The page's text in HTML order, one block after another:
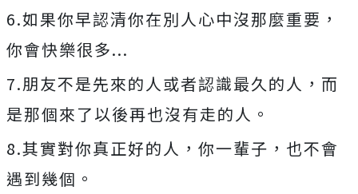
6.如果你早認清你在別人心中沒那麼重要，
你會快樂很多...
7.朋友不是先來的人或者認識最久的人，而
是那個來了以後再也沒有走的人。
8.其實對你真正好的人，你一輩子，也不會
遇到幾個。